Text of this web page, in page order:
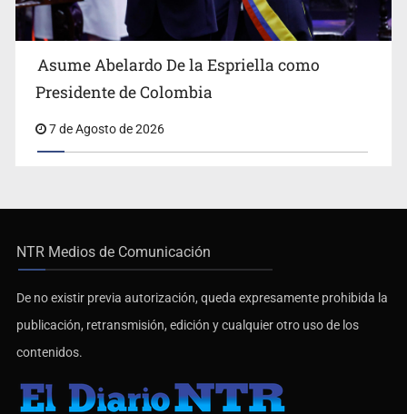
Asume Abelardo De la Espriella como
Presidente de Colombia
7 de Agosto de 2026
NTR Medios de Comunicación
De no existir previa autorización, queda expresamente prohibida la
publicación, retransmisión, edición y cualquier otro uso de los
contenidos.